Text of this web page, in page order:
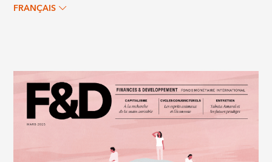
FRANÇAIS